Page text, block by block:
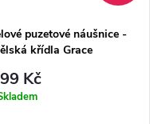
puzetové náušnice -
křídla Grace
99 Kč